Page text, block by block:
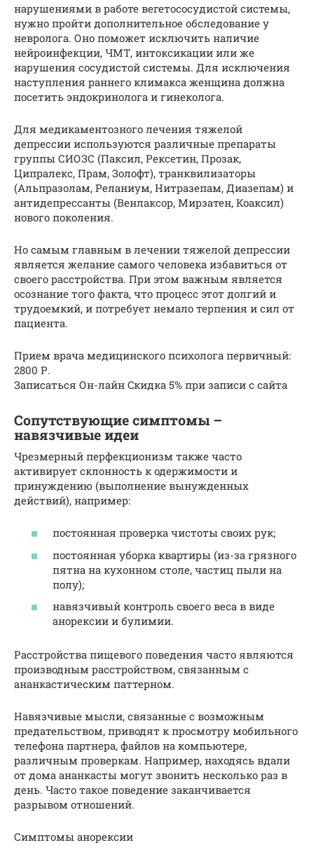
нарушениями в работе вегетососудистой системы,
нужно пройти дополнительное обследование у
невролога. Оно поможет исключить наличие
нейроинфекции, ЧМТ, интоксикации или же
нарушения сосудистой системы. Для исключения
наступления раннего климакса женщина должна
посетить эндокринолога и гинеколога.
Для медикаментозного лечения тяжелой
депрессии используются различные препараты
группы СИОЗС (Паксил, Рексетин, Прозак,
Ципралекс, Прам, Золофт), транквилизаторы
(Альпразолам, Реланиум, Нитразепам, Диазепам) и
антидепрессанты (Венлаксор, Мирзатен, Коаксил)
нового поколения.
Но самым главным в лечении тяжелой депрессии
является желание самого человека избавиться от
своего расстройства. При этом важным является
осознание того факта, что процесс этот долгий и
трудоемкий, и потребует немало терпения и сил от
пациента.
Прием врача медицинского психолога первичный:
2800 Р.
Записаться Он-лайн Cкидка 5% при записи с сайта
Сопутствующие симптомы –
навязчивые идеи
Чрезмерный перфекционизм также часто
активирует склонность к одержимости и
принуждению (выполнение вынужденных
действий), например:
постоянная проверка чистоты своих рук;
постоянная уборка квартиры (из-за грязного
пятна на кухонном столе, частиц пыли на
полу);
навязчивый контроль своего веса в виде
анорексии и булимии.
Расстройства пищевого поведения часто являются
производным расстройством, связанным с
ананкастическим паттерном.
Навязчивые мысли, связанные с возможным
предательством, приводят к просмотру мобильного
телефона партнера, файлов на компьютере,
различным проверкам. Например, находясь вдали
от дома ананкасты могут звонить несколько раз в
день. Часто такое поведение заканчивается
разрывом отношений.
Симптомы анорексии